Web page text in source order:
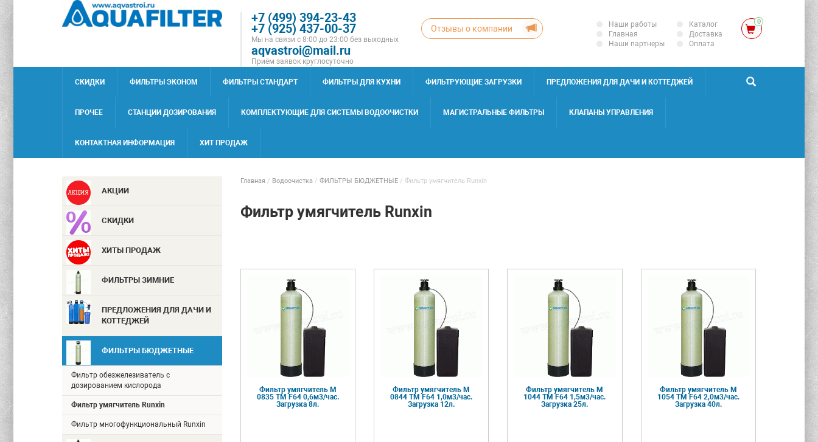
Отзывы о компании
+7 (499) 394-23-43
+7 (925) 437-00-37
Мы на связи с 8:00 до 23:00 без выходных
aqvastroi@mail.ru
Приём заявок круглосуточно
Наши работы
Главная
Наши партнеры
Каталог
Доставка
Оплата
0
СКИДКИ ФИЛЬТРЫ ЭКОНОМ ФИЛЬТРЫ СТАНДАРТ ФИЛЬТРЫ ДЛЯ КУХНИ ФИЛЬТРУЮЩИЕ ЗАГРУЗКИ ПРЕДЛОЖЕНИЯ ДЛЯ ДАЧИ И КОТТЕДЖЕЙ
ПРОЧЕЕ СТАНЦИИ ДОЗИРОВАНИЯ КОМПЛЕКТУЮЩИЕ ДЛЯ СИСТЕМЫ ВОДООЧИСТКИ МАГИСТРАЛЬНЫЕ ФИЛЬТРЫ КЛАПАНЫ УПРАВЛЕНИЯ
КОНТАКТНАЯ ИНФОРМАЦИЯ ХИТ ПРОДАЖ
АКЦИИ
СКИДКИ
ХИТЫ ПРОДАЖ
ФИЛЬТРЫ ЗИМНИЕ
ПРЕДЛОЖЕНИЯ ДЛЯ ДАЧИ И
КОТТЕДЖЕЙ
ФИЛЬТРЫ БЮДЖЕТНЫЕ
Фильтр обезжелезиватель с
дозированием кислорода
Фильтр умягчитель Runxin
Фильтр многофункциональный Runxin
Главная / Водоочистка/ ФИЛЬТРЫ БЮДЖЕТНЫЕ/ Фильтр умягчитель Runxin
Фильтр умягчитель Runxin
Фильтр умягчитель М
0835 TM F64 0,6м3/час.
Загрузка 8л.
Фильтр умягчитель М
0844 TM F64 1,0м3/час.
Загрузка 12л.
Фильтр умягчитель М
1044 TM F64 1,5м3/час.
Загрузка 25л.
Фильтр умягчитель M
1054 TM F64 2,0м3/час.
Загрузка 40л.